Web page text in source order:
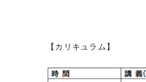
【カリキュラム】